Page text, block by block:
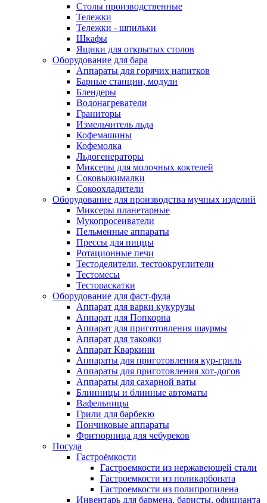
Столы производственные
Тележки
Тележки - шпильки
Шкафы
Ящики для открытых столов
Оборудование для бара
Аппараты для горячих напитков
Барные станции, модули
Блендеры
Водонагреватели
Граниторы
Измельчитель льда
Кофемашины
Кофемолка
Льдогенераторы
Миксеры для молочных коктелей
Соковыжималки
Сокоохладители
Оборудование для производства мучных изделий
Миксеры планетарные
Мукопросеиватели
Пельменные аппараты
Прессы для пиццы
Ротационные печи
Тестоделители, тестоокруглители
Тестомесы
Тестораскатки
Оборудование для фаст-фуда
Аппарат для варки кукурузы
Аппарат для Попкорна
Аппарат для приготовления шаурмы
Аппарат для такояки
Аппарат Кваркини
Аппараты для приготовления кур-гриль
Аппараты для приготовления хот-догов
Аппараты для сахарной ваты
Блинницы и блинные автоматы
Вафельницы
Грили для барбекю
Пончиковые аппараты
Фритюрница для чебуреков
Посуда
Гастроёмкости
Гастроемкости из нержавеющей стали
Гастроемкости из поликарбоната
Гастроемкости из полипропилена
Инвентарь для бармена, баристы, официанта